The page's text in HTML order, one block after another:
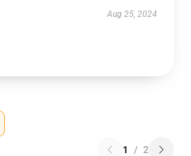
Aug 25, 2024
1 / 2